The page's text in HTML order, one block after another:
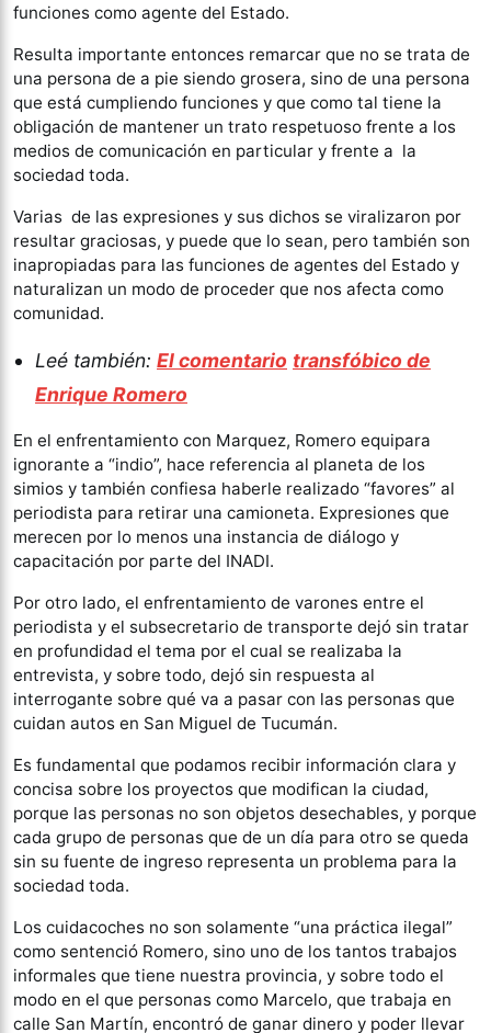
funciones como agente del Estado.
Resulta importante entonces remarcar que no se trata de
una persona de a pie siendo grosera, sino de una persona
que está cumpliendo funciones y que como tal tiene la
obligación de mantener un trato respetuoso frente a los
medios de comunicación en particular y frente a la
sociedad toda.
Varias de las expresiones y sus dichos se viralizaron por
resultar graciosas, y puede que lo sean, pero también son
inapropiadas para las funciones de agentes del Estado y
naturalizan un modo de proceder que nos afecta como
comunidad.
Leé también: El comentario transfóbico de
Enrique Romero
En el enfrentamiento con Marquez, Romero equipara
ignorante a “indio”, hace referencia al planeta de los
simios y también confiesa haberle realizado “favores” al
periodista para retirar una camioneta. Expresiones que
merecen por lo menos una instancia de diálogo y
capacitación por parte del INADI.
Por otro lado, el enfrentamiento de varones entre el
periodista y el subsecretario de transporte dejó sin tratar
en profundidad el tema por el cual se realizaba la
entrevista, y sobre todo, dejó sin respuesta al
interrogante sobre qué va a pasar con las personas que
cuidan autos en San Miguel de Tucumán.
Es fundamental que podamos recibir información clara y
concisa sobre los proyectos que modifican la ciudad,
porque las personas no son objetos desechables, y porque
cada grupo de personas que de un día para otro se queda
sin su fuente de ingreso representa un problema para la
sociedad toda.
Los cuidacoches no son solamente “una práctica ilegal”
como sentenció Romero, sino uno de los tantos trabajos
informales que tiene nuestra provincia, y sobre todo el
modo en el que personas como Marcelo, que trabaja en
calle San Martín, encontró de ganar dinero y poder llevar